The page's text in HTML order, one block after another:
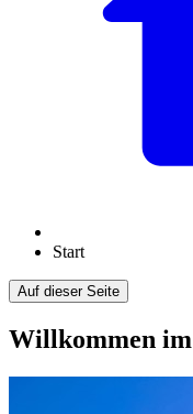
Start
Auf dieser Seite
Willkommen